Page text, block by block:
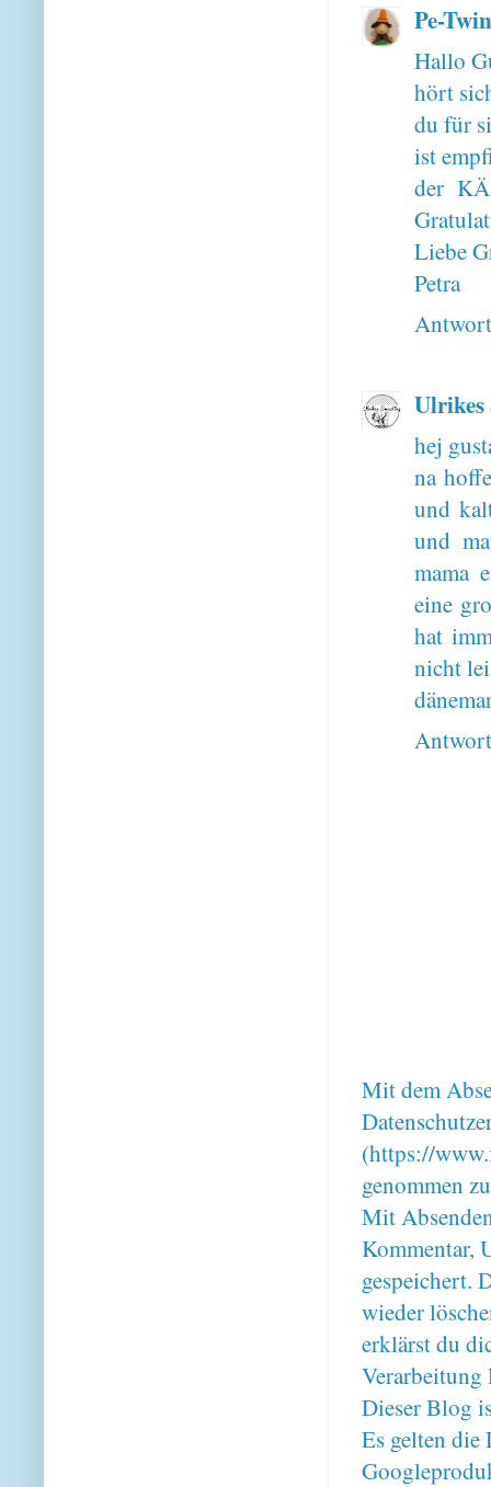
Pe-
Hallo
hört
du für
ist
der
Liebe
Petra
hej
na
und
und
mama
eine
hat
nicht
Mit dem
(https://
genommen
Mit
Kommentar,
gespeichert.
wieder
erklärst du
Verarbeitung
Dieser Blog
Es gelten